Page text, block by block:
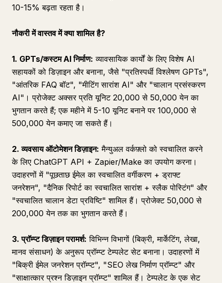
10-15% बढ़ता रहता है।
नौकरी में वास्तव में क्या शामिल है?
1. GPTs/कस्टम AI निर्माण: व्यावसायिक कार्यों के लिए विशेष AI
सहायकों को डिज़ाइन और बनाना, जैसे "प्रतिस्पर्धी विश्लेषण GPTs",
"आंतरिक FAQ बॉट", "मीटिंग सारांश AI" और "चालान प्रसंस्करण
AI"। प्रोजेक्ट अक्सर प्रति यूनिट 20,000 से 50,000 येन का
भुगतान करते हैं; एक महीने में 5-10 यूनिट बनाने पर 100,000 से
500,000 येन कमाए जा सकते हैं।
2. व्यवसाय ऑटोमेशन डिज़ाइन: मैन्युअल वर्कफ़्लो को स्वचालित करने
के लिए ChatGPT API + Zapier/Make का उपयोग करना।
उदाहरणों में "पूछताछ ईमेल का स्वचालित वर्गीकरण + ड्राफ्ट
जनरेशन", "दैनिक रिपोर्ट का स्वचालित सारांश + स्लैक पोस्टिंग" और
"स्वचालित चालान डेटा प्रविष्टि" शामिल हैं। प्रोजेक्ट 50,000 से
200,000 येन तक का भुगतान करते हैं।
3. प्रॉम्प्ट डिज़ाइन परामर्श: विभिन्न विभागों (बिक्री, मार्केटिंग, लेखा,
मानव संसाधन) के अनुरूप प्रॉम्प्ट टेम्पलेट सेट बनाना। उदाहरणों में
"बिक्री ईमेल जनरेशन प्रॉम्प्ट", "SEO लेख निर्माण प्रॉम्प्ट" और
"साक्षात्कार प्रश्न डिज़ाइन प्रॉम्प्ट" शामिल हैं। टेम्पलेट के एक सेट